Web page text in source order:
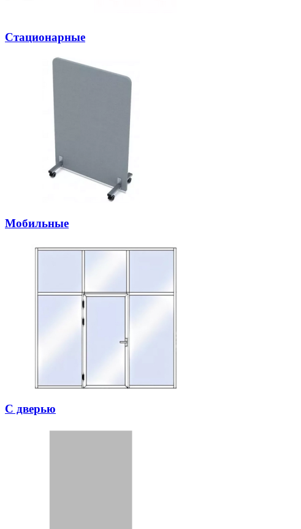
Стационарные
Мобильные
С дверью